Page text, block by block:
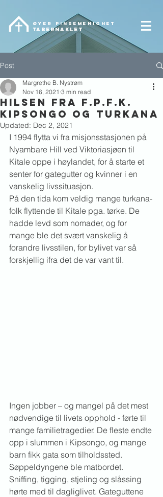
ØYER pinsemenighet
TABERNAKLET
Post
HILSEN FRA F.P.F.K.
KIPSONGO OG TURKANA
Margrethe B. Nystrøm
Nov 16, 2021 3 min read
Updated: Dec 2, 2021
I 1994 flytta vi fra misjonsstasjonen på
Nyambare Hill ved Viktoriasjøen til
Kitale oppe i høylandet, for å starte et
senter for gategutter og kvinner i en
vanskelig livssituasjon.
På den tida kom veldig mange turkana-
folk flyttende til Kitale pga. tørke. De
hadde levd som nomader, og for
mange ble det svært vanskelig å
forandre livsstilen, for bylivet var så
forskjellig ifra det de var vant til.
Ingen jobber – og mangel på det mest
nødvendige til livets opphold - førte til
mange familietragedier. De fleste endte
opp i slummen i Kipsongo, og mange
barn fikk gata som tilholdssted.
Søppeldyngene ble matbordet.
Sniffing, tigging, stjeling og slåssing
hørte med til dagliglivet. Gateguttene